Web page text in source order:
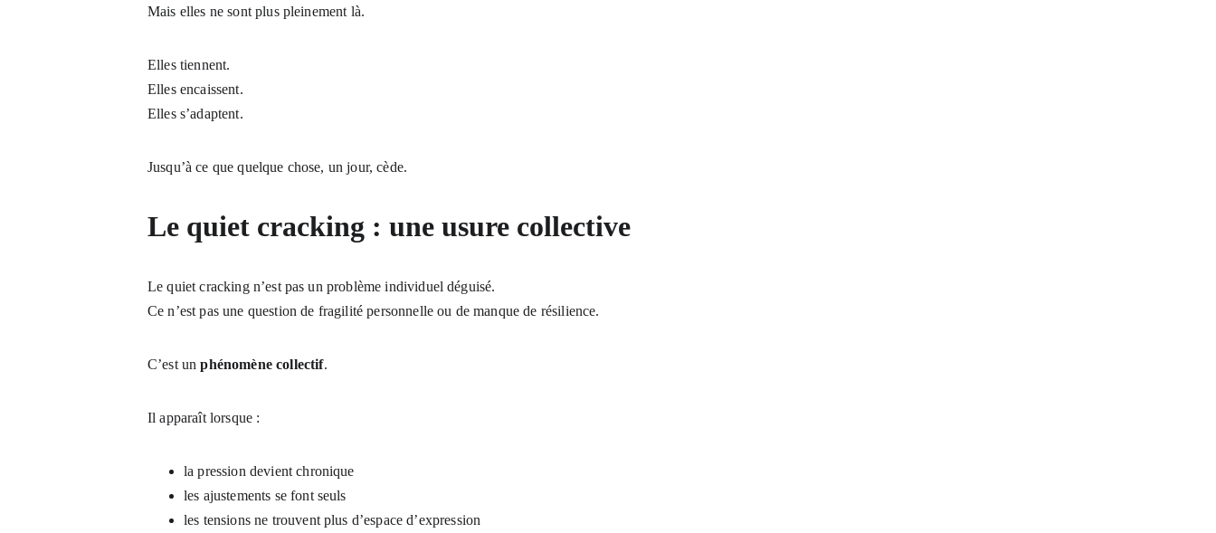
Mais elles ne sont plus pleinement là.
Elles tiennent.
Elles encaissent.
Elles s’adaptent.
Jusqu’à ce que quelque chose, un jour, cède.
Le quiet cracking : une usure collective
Le quiet cracking n’est pas un problème individuel déguisé.
Ce n’est pas une question de fragilité personnelle ou de manque de résilience.
C’est un phénomène collectif.
Il apparaît lorsque :
la pression devient chronique
les ajustements se font seuls
les tensions ne trouvent plus d’espace d’expression